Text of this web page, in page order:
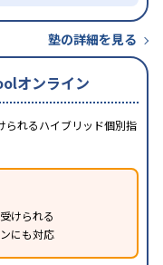
塾の詳細を見る
オンライン
られるハイブリッド個別指
けられる
にも対応